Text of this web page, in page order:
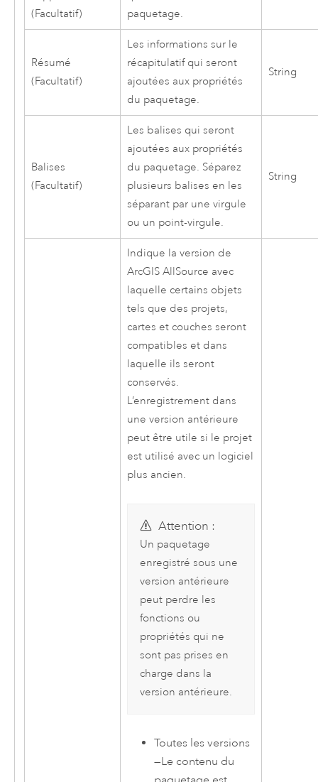
(Facultatif)
paquetage.
Résumé
(Facultatif)
Les informations sur le
récapitulatif qui seront
ajoutées aux propriétés
du paquetage.
String
Balises
(Facultatif)
Les balises qui seront
ajoutées aux propriétés
du paquetage. Séparez
plusieurs balises en les
séparant par une virgule
ou un point-virgule.
String
Indique la version de
ArcGIS AllSource avec
laquelle certains objets
tels que des projets,
cartes et couches seront
compatibles et dans
laquelle ils seront
conservés.
L’enregistrement dans
une version antérieure
peut être utile si le projet
est utilisé avec un logiciel
plus ancien.
Attention :
Un paquetage
enregistré sous une
version antérieure
peut perdre les
fonctions ou
propriétés qui ne
sont pas prises en
charge dans la
version antérieure.
Toutes les versions
—Le contenu du